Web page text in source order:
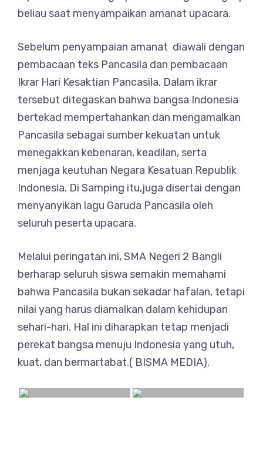
beliau saat menyampaikan amanat upacara.
Sebelum penyampaian amanat diawali dengan
pembacaan teks Pancasila dan pembacaan
Ikrar Hari Kesaktian Pancasila. Dalam ikrar
tersebut ditegaskan bahwa bangsa Indonesia
bertekad mempertahankan dan mengamalkan
Pancasila sebagai sumber kekuatan untuk
menegakkan kebenaran, keadilan, serta
menjaga keutuhan Negara Kesatuan Republik
Indonesia. Di Samping itu,juga disertai dengan
menyanyikan lagu Garuda Pancasila oleh
seluruh peserta upacara.
Melalui peringatan ini, SMA Negeri 2 Bangli
berharap seluruh siswa semakin memahami
bahwa Pancasila bukan sekadar hafalan, tetapi
nilai yang harus diamalkan dalam kehidupan
sehari-hari. Hal ini diharapkan tetap menjadi
perekat bangsa menuju Indonesia yang utuh,
kuat, dan bermartabat.( BISMA MEDIA).